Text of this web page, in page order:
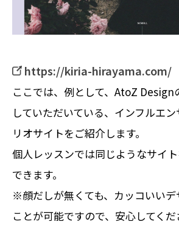
https://kiria-hirayama.com/
ここでは、例として、AtoZ Design
していただいている、インフルエ
リオサイトをご紹介します。
個人レッスンでは同じようなサイ
できます。
※顔だしが無くても、カッコいい
ことが可能ですので、安心してくだ